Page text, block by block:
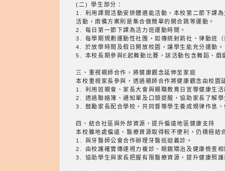
(二) 學生部分：
1. 利用課間活動安排體適能活動，本校第二節下課
活動，雨備方案則是集合做簡單的開合跳等運動。
2. 每日第一節下課為活力班運動時間。
3. 每學期規劃運動性社團，如傳統射箭社、律動班
4. 於放學時間及假日開放校園，讓學生能充分運動。
5. 本校長期參與E起舞動比賽，該活動包含舞蹈、戲
三、重視親師合作，將健康觀念延伸至家庭
本校重視家長參與，透過親師合作將健康觀念由校園
1. 利用班親會、家長大會與親職教育日宣導健康生
2. 透過聯絡簿、通知單及口頭提醒，協助家長了解
3. 鼓勵家長配合學校，共同督導學生養成規律作息
四、結合社區與外部資源，提升偏遠地區健康支持
本校雖地處偏遠，醫療資源取得較不便利，仍積極結
1. 與牙醫師公會合作辦理牙醫巡迴義診。
2. 由校護確實傳達視力複診、眼鏡矯治及健康檢查
3. 協助學生與家長把握有限醫療資源，提升健康照